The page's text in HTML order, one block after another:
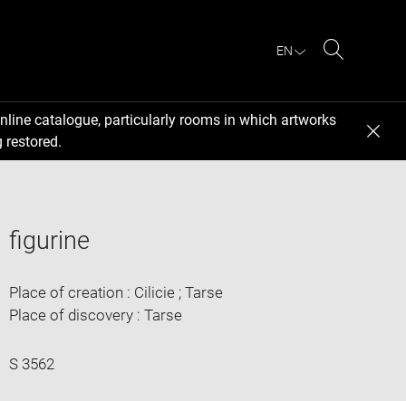
EN
catalogue, particularly rooms in which artworks
restored.
figurine
Place of creation : Cilicie ; Tarse
Place of discovery : Tarse
S 3562